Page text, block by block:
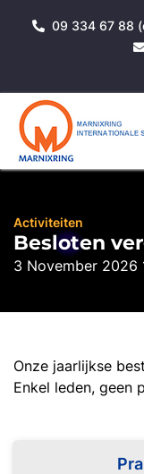
09 334 67 88
Activiteiten
Besloten
3 November 2026
Onze jaarlijkse
Enkel leden, geen